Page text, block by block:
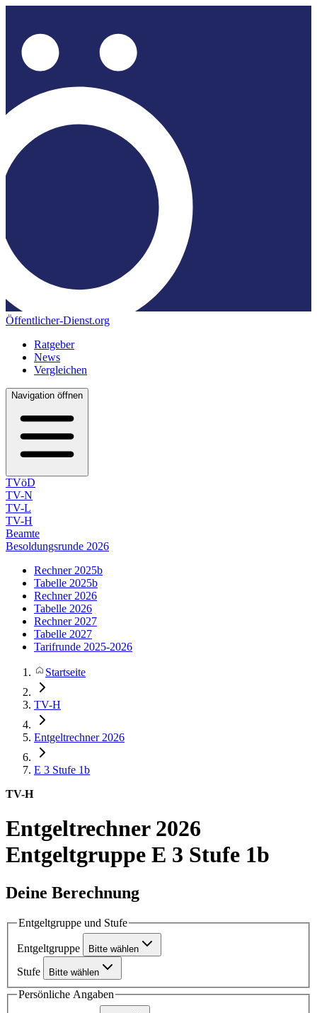
Öffentlicher-Dienst.org
Ratgeber
News
Vergleichen
Navigation öffnen
TVöD
TV-N
TV-L
TV-H
Beamte
Besoldungsrunde 2026
Rechner 2025b
Tabelle 2025b
Rechner 2026
Tabelle 2026
Rechner 2027
Tabelle 2027
Tarifrunde 2025-2026
Startseite
TV-H
Entgeltrechner 2026
E 3 Stufe 1b
TV-H
Entgeltrechner 2026
Entgeltgruppe E 3 Stufe 1b
Deine Berechnung
Entgeltgruppe und Stufe
Entgeltgruppe Bitte wählen
Stufe Bitte wählen
Persönliche Angaben